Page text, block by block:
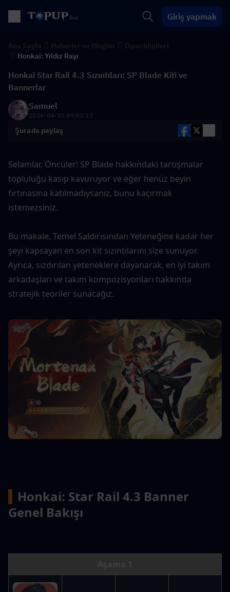
Giriş yapmak
Honkai: Yıldız Rayı
Honkai Star Rail 4.3 Sızıntıları: SP Blade Kiti ve
Bannerlar
Samuel
2026-04-30 09:40:13
Şurada paylaş
Selamlar, Öncüler! SP Blade hakkındaki tartışmalar
topluluğu kasıp kavuruyor ve eğer henüz beyin
fırtınasına katılmadıysanız, bunu kaçırmak
istemezsiniz.
Bu makale, Temel Saldırısından Yeteneğine kadar her
şeyi kapsayan en son kit sızıntılarını size sunuyor.
Ayrıca, sızdırılan yeteneklere dayanarak, en iyi takım
arkadaşları ve takım kompozisyonları hakkında
stratejik teoriler sunacağız.
Honkai: Star Rail 4.3 Banner
Genel Bakışı